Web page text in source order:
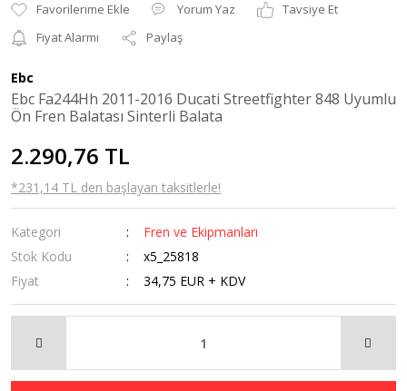
Yorum Yaz
Tavsiye Et
Fiyat Alarmı
Paylaş
Ebc
Ebc Fa244Hh 2011-2016 Ducati Streetfighter 848 Uyumlu
Ön Fren Balatası Sinterli Balata
2.290,76 TL
*231,14 TL den başlayan taksitlerle!
Kategori
Fren ve Ekipmanları
Stok Kodu
x5_25818
Fiyat
34,75 EUR + KDV